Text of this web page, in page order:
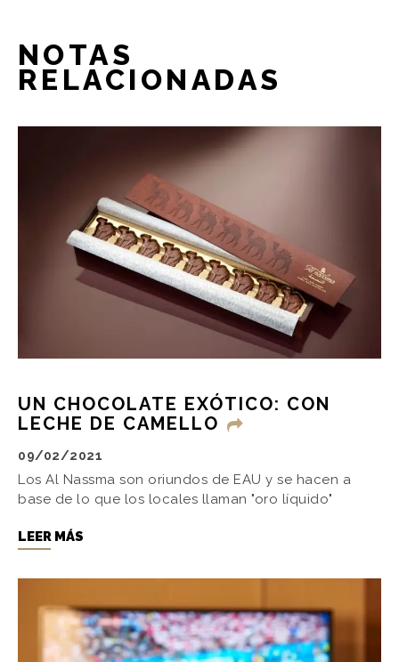
NOTAS
RELACIONADAS
UN CHOCOLATE EXÓTICO: CON
LECHE DE CAMELLO
09/02/2021
Los Al Nassma son oriundos de EAU y se hacen a
base de lo que los locales llaman "oro líquido"
LEER MÁS